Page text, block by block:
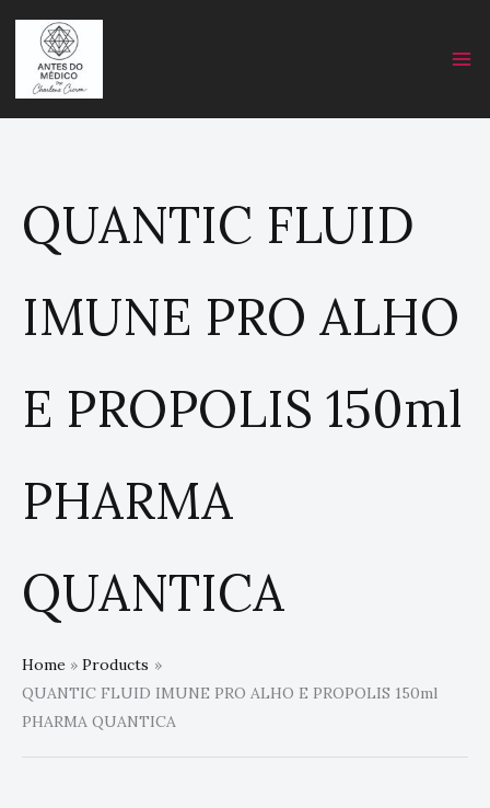
content
yQUANTIC FLUID
IMUNE PRO ALHO
E PROPOLIS 150ml
PHARMA
QUANTICA
Home
Products
QUANTIC FLUID IMUNE PRO ALHO E PROPOLIS 150ml
PHARMA QUANTICA